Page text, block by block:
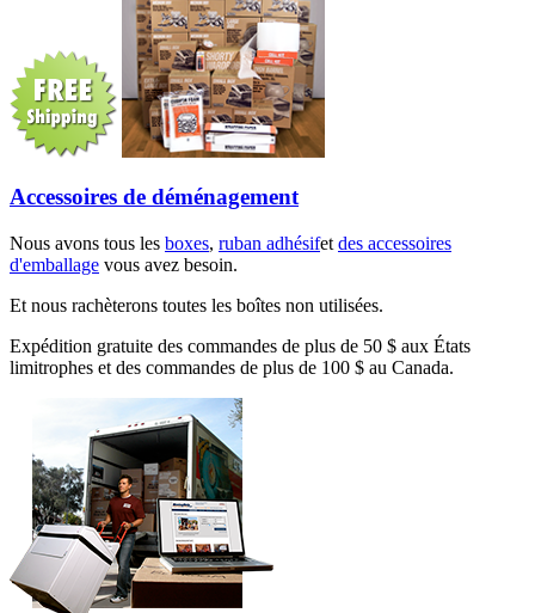
Accessoires de déménagement
Nous avons tous les boxes, ruban adhésifet des accessoires
d'emballage vous avez besoin.
Et nous rachèterons toutes les boîtes non utilisées.
Expédition gratuite des commandes de plus de 50 $ aux États
limitrophes et des commandes de plus de 100 $ au Canada.